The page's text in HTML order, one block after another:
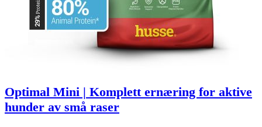
Optimal Mini | Komplett ernæring for aktive
hunder av små raser